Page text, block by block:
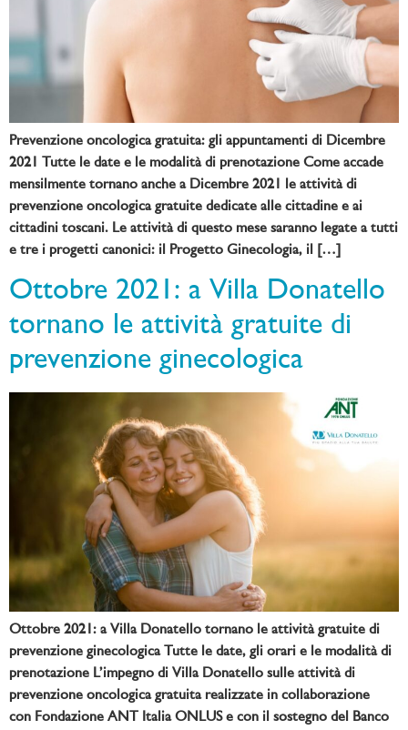
Prevenzione oncologica gratuita: gli appuntamenti di Dicembre
2021 Tutte le date e le modalità di prenotazione Come accade
mensilmente tornano anche a Dicembre 2021 le attività di
prevenzione oncologica gratuite dedicate alle cittadine e ai
cittadini toscani. Le attività di questo mese saranno legate a tutti
e tre i progetti canonici: il Progetto Ginecologia, il […]
Ottobre 2021: a Villa Donatello
tornano le attività gratuite di
prevenzione ginecologica
Ottobre 2021: a Villa Donatello tornano le attività gratuite di
prevenzione ginecologica Tutte le date, gli orari e le modalità di
prenotazione L’impegno di Villa Donatello sulle attività di
prevenzione oncologica gratuita realizzate in collaborazione
con Fondazione ANT Italia ONLUS e con il sostegno del Banco